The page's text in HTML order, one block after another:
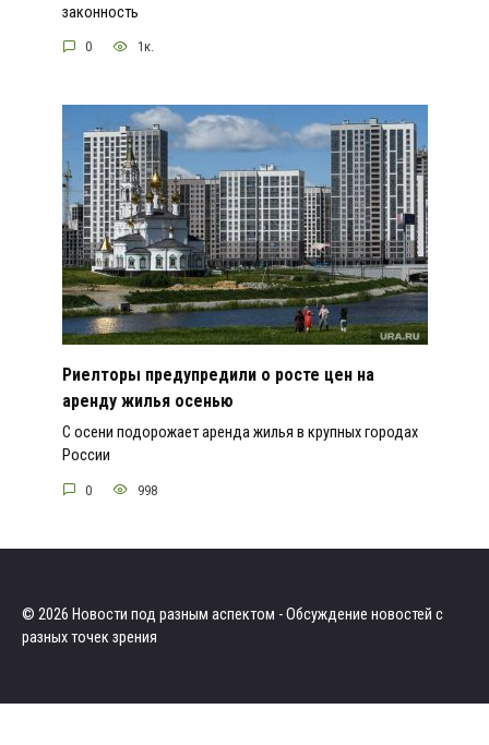
законность
0 1к.
Риелторы предупредили о росте цен на
аренду жилья осенью
С осени подорожает аренда жилья в крупных городах
России
0 998
© 2026 Новости под разным аспектом - Обсуждение новостей с
разных точек зрения